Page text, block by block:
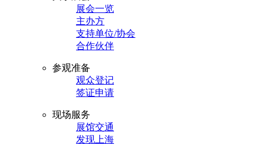
展会一览
主办方
支持单位/协会
合作伙伴
参观准备
观众登记
签证申请
现场服务
展馆交通
发现上海